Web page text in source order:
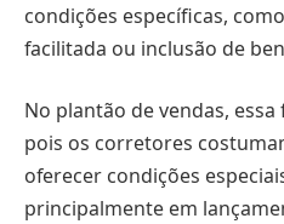
condições específicas,
facilitada ou inclusão de
No plantão de vendas,
pois os corretores
oferecer condições
principalmente em